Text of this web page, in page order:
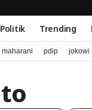
Politik Trending
maharani pdip jokowi